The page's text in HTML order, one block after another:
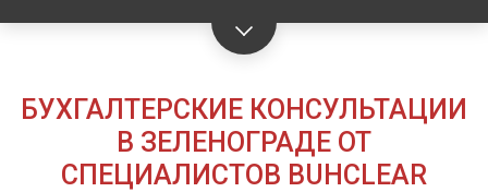
БУХГАЛТЕРСКИЕ КОНСУЛЬТАЦИИ
В ЗЕЛЕНОГРАДЕ ОТ
СПЕЦИАЛИСТОВ BUHCLEAR